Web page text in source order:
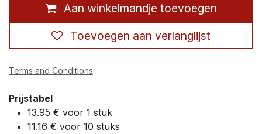
Aan winkelmandje toevoegen
Toevoegen aan verlanglijst
Terms and Conditions
Prijstabel
13.95 € voor 1 stuk
11.16 € voor 10 stuks